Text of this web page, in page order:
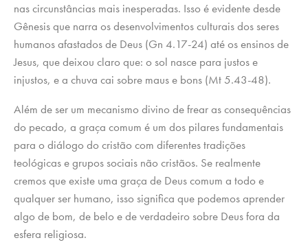
nas circunstâncias mais inesperadas. Isso é evidente desde
Gênesis que narra os desenvolvimentos culturais dos seres
humanos afastados de Deus (Gn 4.17-24) até os ensinos de
Jesus, que deixou claro que: o sol nasce para justos e
injustos, e a chuva cai sobre maus e bons (Mt 5.43-48).
Além de ser um mecanismo divino de frear as consequências
do pecado, a graça comum é um dos pilares fundamentais
para o diálogo do cristão com diferentes tradições
teológicas e grupos sociais não cristãos. Se realmente
cremos que existe uma graça de Deus comum a todo e
qualquer ser humano, isso significa que podemos aprender
algo de bom, de belo e de verdadeiro sobre Deus fora da
esfera religiosa.